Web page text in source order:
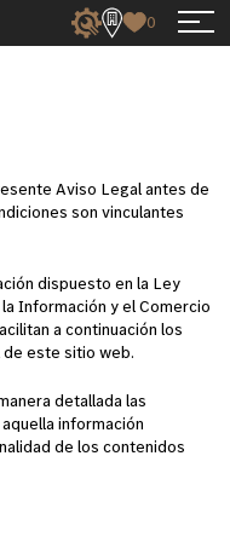
0
Aviso Legal antes de
son vinculantes
dispuesto en la Ley
Información y el Comercio
a continuación los
este sitio web.
detallada las
información
de los contenidos